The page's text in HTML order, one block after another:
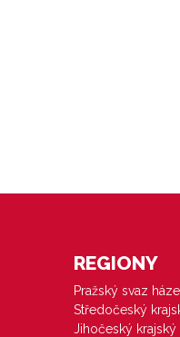
REGIONY
Pražský svaz
Středočeský
Jihočeský krajský